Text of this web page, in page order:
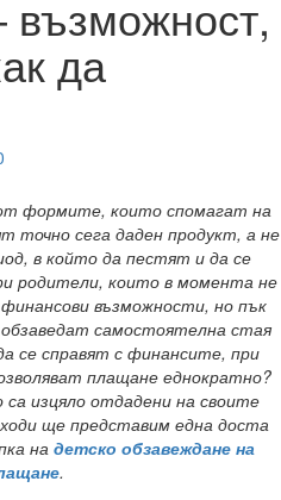
да
формите, които спомагат на
точно сега даден продукт, а не
в който да пестят и да се
родители, които в момента не
възможности, но пък
самостоятелна стая
се справят с финансите, при
плащане еднократно?
изцяло отдадени на своите
ще представим една доста
на детско обзавеждане на
.